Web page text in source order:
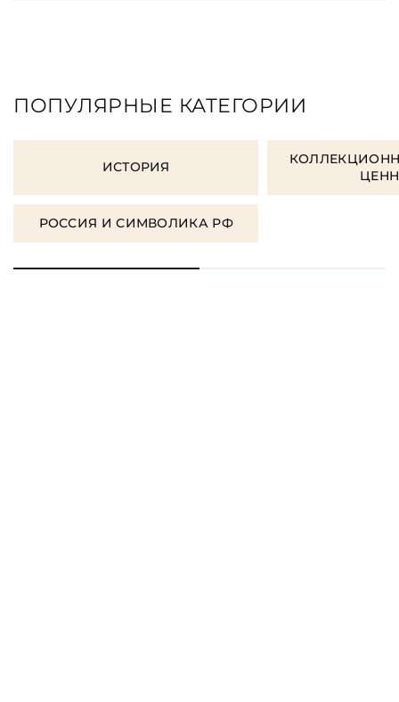
ПОПУЛЯРНЫЕ КАТЕГОРИИ
ИСТОРИЯ
РОССИЯ И СИМВОЛИКА РФ